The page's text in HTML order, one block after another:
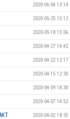
2020-06-04 13:14
2020-05-25 15:12
2020-05-18 15:06
2020-04-27 14:42
2020-04-22 12:17
2020-04-15 12:30
2020-04-09 18:30
2020-04-07 14:52
2020-04-02 18:35